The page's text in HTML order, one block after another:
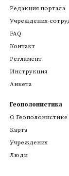
Редакция портала
Учреждения-
FAQ
Контакт
Регламент
Инструкция
Анкета
Геополонистика
О Геополонистике
Kарта
Учреждения
Люди